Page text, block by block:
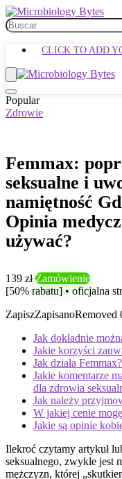
CLICK TO ADD
Popular
Zdrowie
Femmax:
seksualne i
namiętność
Opinia
używać?
139 zł Zamówienie
[50% rabatu] • oficjalna
ZapiszZapisanoRemoved
Jak dokładnie
Jakie korzyści
Jak działa Femmax?
Jakie komentarze
dla zdrowia
Jak należy
W jakiej cenie
Jakie są opinie
Ilekroć czytamy artykuł
seksualnego, zwykle jest
mężczyzn, której